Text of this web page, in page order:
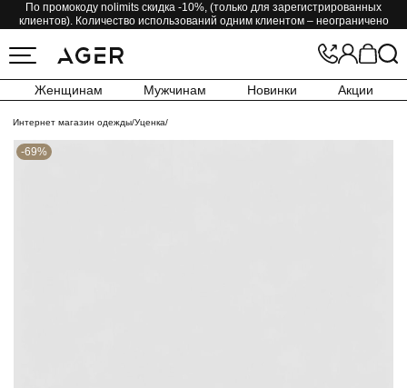
По промокоду nolimits скидка -10%, (только для зарегистрированных
клиентов). Количество использований одним клиентом – неограничено
Женщинам Мужчинам Новинки Акции
Интернет магазин одежды/Уценка/
-69%